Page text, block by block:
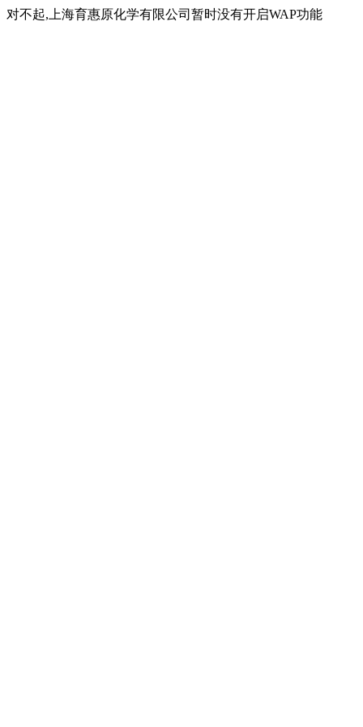
对不起,上海育惠原化学有限公司暂时没有开启WAP功能